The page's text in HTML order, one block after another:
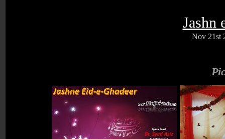
Jashn
Nov 21st